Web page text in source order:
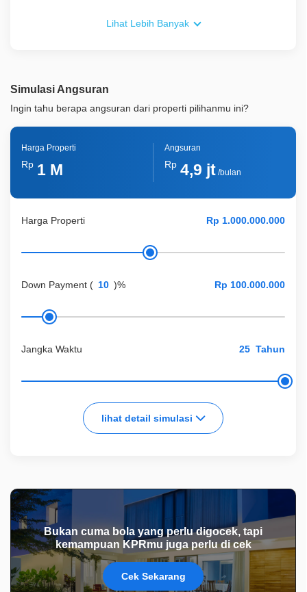
Lihat Lebih Banyak
Simulasi Angsuran
Ingin tahu berapa angsuran dari properti pilihanmu ini?
Harga Properti
Down Payment ( )%
Jangka Waktu Tahun
lihat detail simulasi
Harga Properti
Rp 1 M
Angsuran
Rp 4,9 jt/bulan
Bukan cuma bola yang perlu digocek, tapi
kemampuan KPRmu juga perlu di cek
Cek Sekarang